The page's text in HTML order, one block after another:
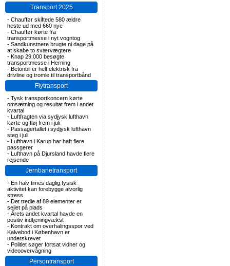
Transport 2025
- Chauffør skiftede 580 ældre
heste ud med 660 nye
- Chauffør kørte fra
transportmesse i nyt vogntog
- Sandkunstnere brugte ni dage på
at skabe to sværvægtere
- Knap 29.000 besøgte
transportmesse i Herning
- Betonbil er helt elektrisk fra
drivline og tromle til transportbånd
Flytransport
- Tysk transportkoncern kørte
omsætning og resultat frem i andet
kvartal
- Luftfragten via sydjysk lufthavn
kørte og fløj frem i juli
- Passagertallet i sydjysk lufthavn
steg i juli
- Lufthavn i Karup har haft flere
passgerer
- Lufthavn på Djursland havde flere
rejsende
Jernbanetransport
- En halv times daglig fysisk
aktivitet kan forebygge alvorlig
stress
- Det tredie af 89 elementer er
sejlet på plads
- Årets andet kvartal havde en
positiv indtjeningvækst
- Kontrakt om overhalingsspor ved
Kalvebod i København er
underskrevet
- Politiet søger fortsat vidner og
videoovervågning
Persontransport